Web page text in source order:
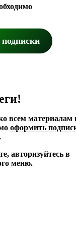
всем материалам
оформить
авторизуйтесь в
меню.